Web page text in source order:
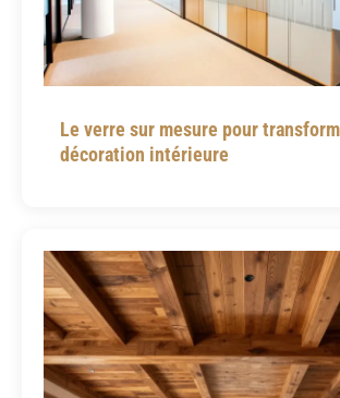
Le verre sur mesure pour
décoration intérieure